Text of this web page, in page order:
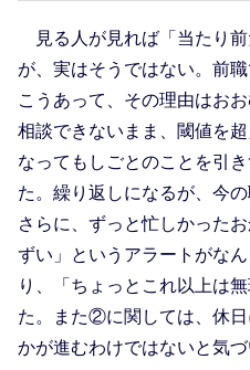
見る人が見れば「当たり
が、実はそうではない。前
こうあって、その理由はお
相談できないまま、閾値を
なってもしごとのことを引
た。繰り返しになるが、今
さらに、ずっと忙しかった
ずい」というアラートがな
り、「ちょっとこれ以上は
た。また②に関しては、休
かが進むわけではないと気